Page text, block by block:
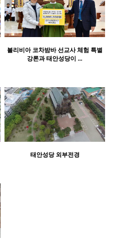
볼리비아 코차밤바 선교사 체험 특별
강론과 태안성당이 …
태안성당 외부전경